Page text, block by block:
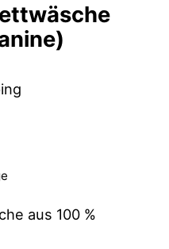
aus 100 %